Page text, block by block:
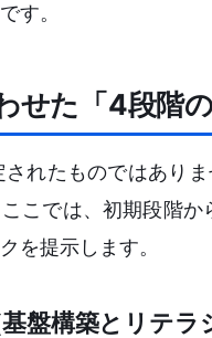
す。
せた「4段階
れたものではあり
こでは、初期段階
を提示します。
盤構築とリテラ